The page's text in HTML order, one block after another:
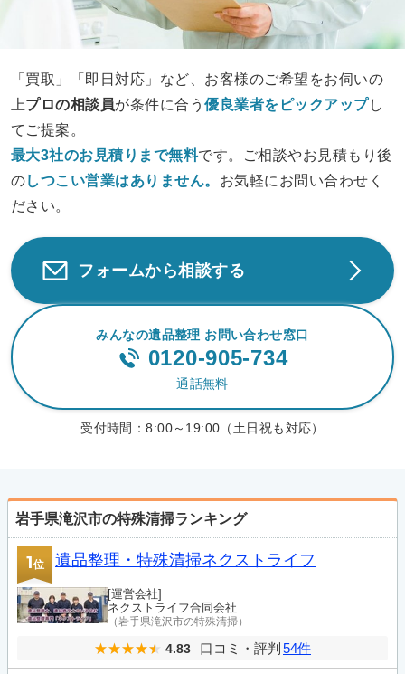
「買取」「即日対応」など、お客様のご希望をお伺いの
上プロの相談員が条件に合う優良業者をピックアップし
てご提案。
最大3社のお見積りまで無料です。ご相談やお見積もり後
のしつこい営業はありません。 お気軽にお問い合わせく
ださい。
フォームから相談する
みんなの遺品整理 お問い合わせ窓口
0120-905-734
通話無料
受付時間：8:00～19:00（土日祝も対応）
岩手県滝沢市の特殊清掃ランキング
1位 遺品整理・特殊清掃ネクストライフ
[運営会社]
ネクストライフ合同会社
（岩手県滝沢市の特殊清掃）
4.83 口コミ・評判 54件